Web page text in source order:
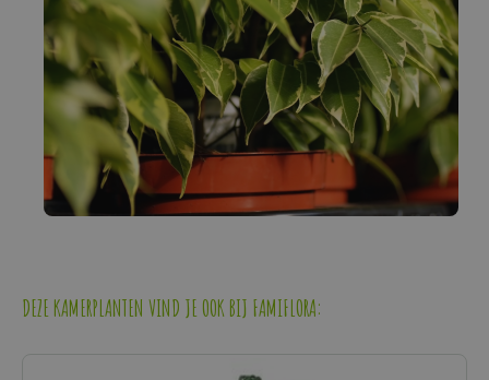
DEZE KAMERPLANTEN VIND JE OOK BIJ FAMIFLORA: